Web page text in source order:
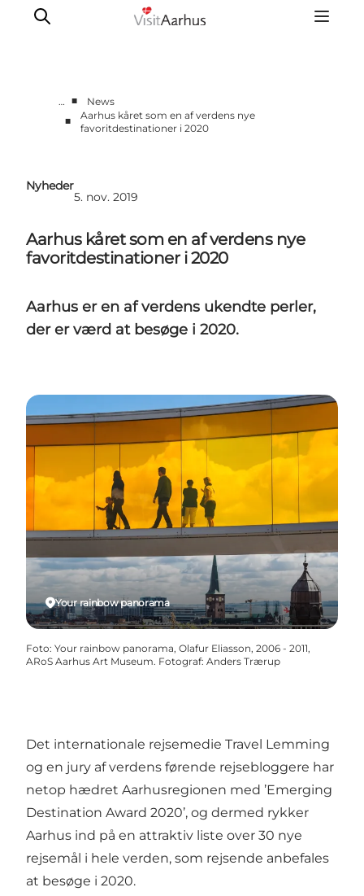
Corporate
Projekter
Partnersamarbejde
Frivillig ReThinker
Presse
… ■
News
■
Aarhus kåret som en af verdens nye
favoritdestinationer i 2020
Nyheder
5. nov. 2019
Aarhus kåret som en af verdens nye
favoritdestinationer i 2020
Aarhus er en af verdens ukendte perler,
der er værd at besøge i 2020.
Your rainbow panorama
Foto: Your rainbow panorama, Olafur Eliasson, 2006 - 2011,
ARoS Aarhus Art Museum. Fotograf: Anders Trærup
Det internationale rejsemedie Travel Lemming
og en jury af verdens førende rejsebloggere har
netop hædret Aarhusregionen med ’Emerging
Destination Award 2020’, og dermed rykker
Aarhus ind på en attraktiv liste over 30 nye
rejsemål i hele verden, som rejsende anbefales
at besøge i 2020.